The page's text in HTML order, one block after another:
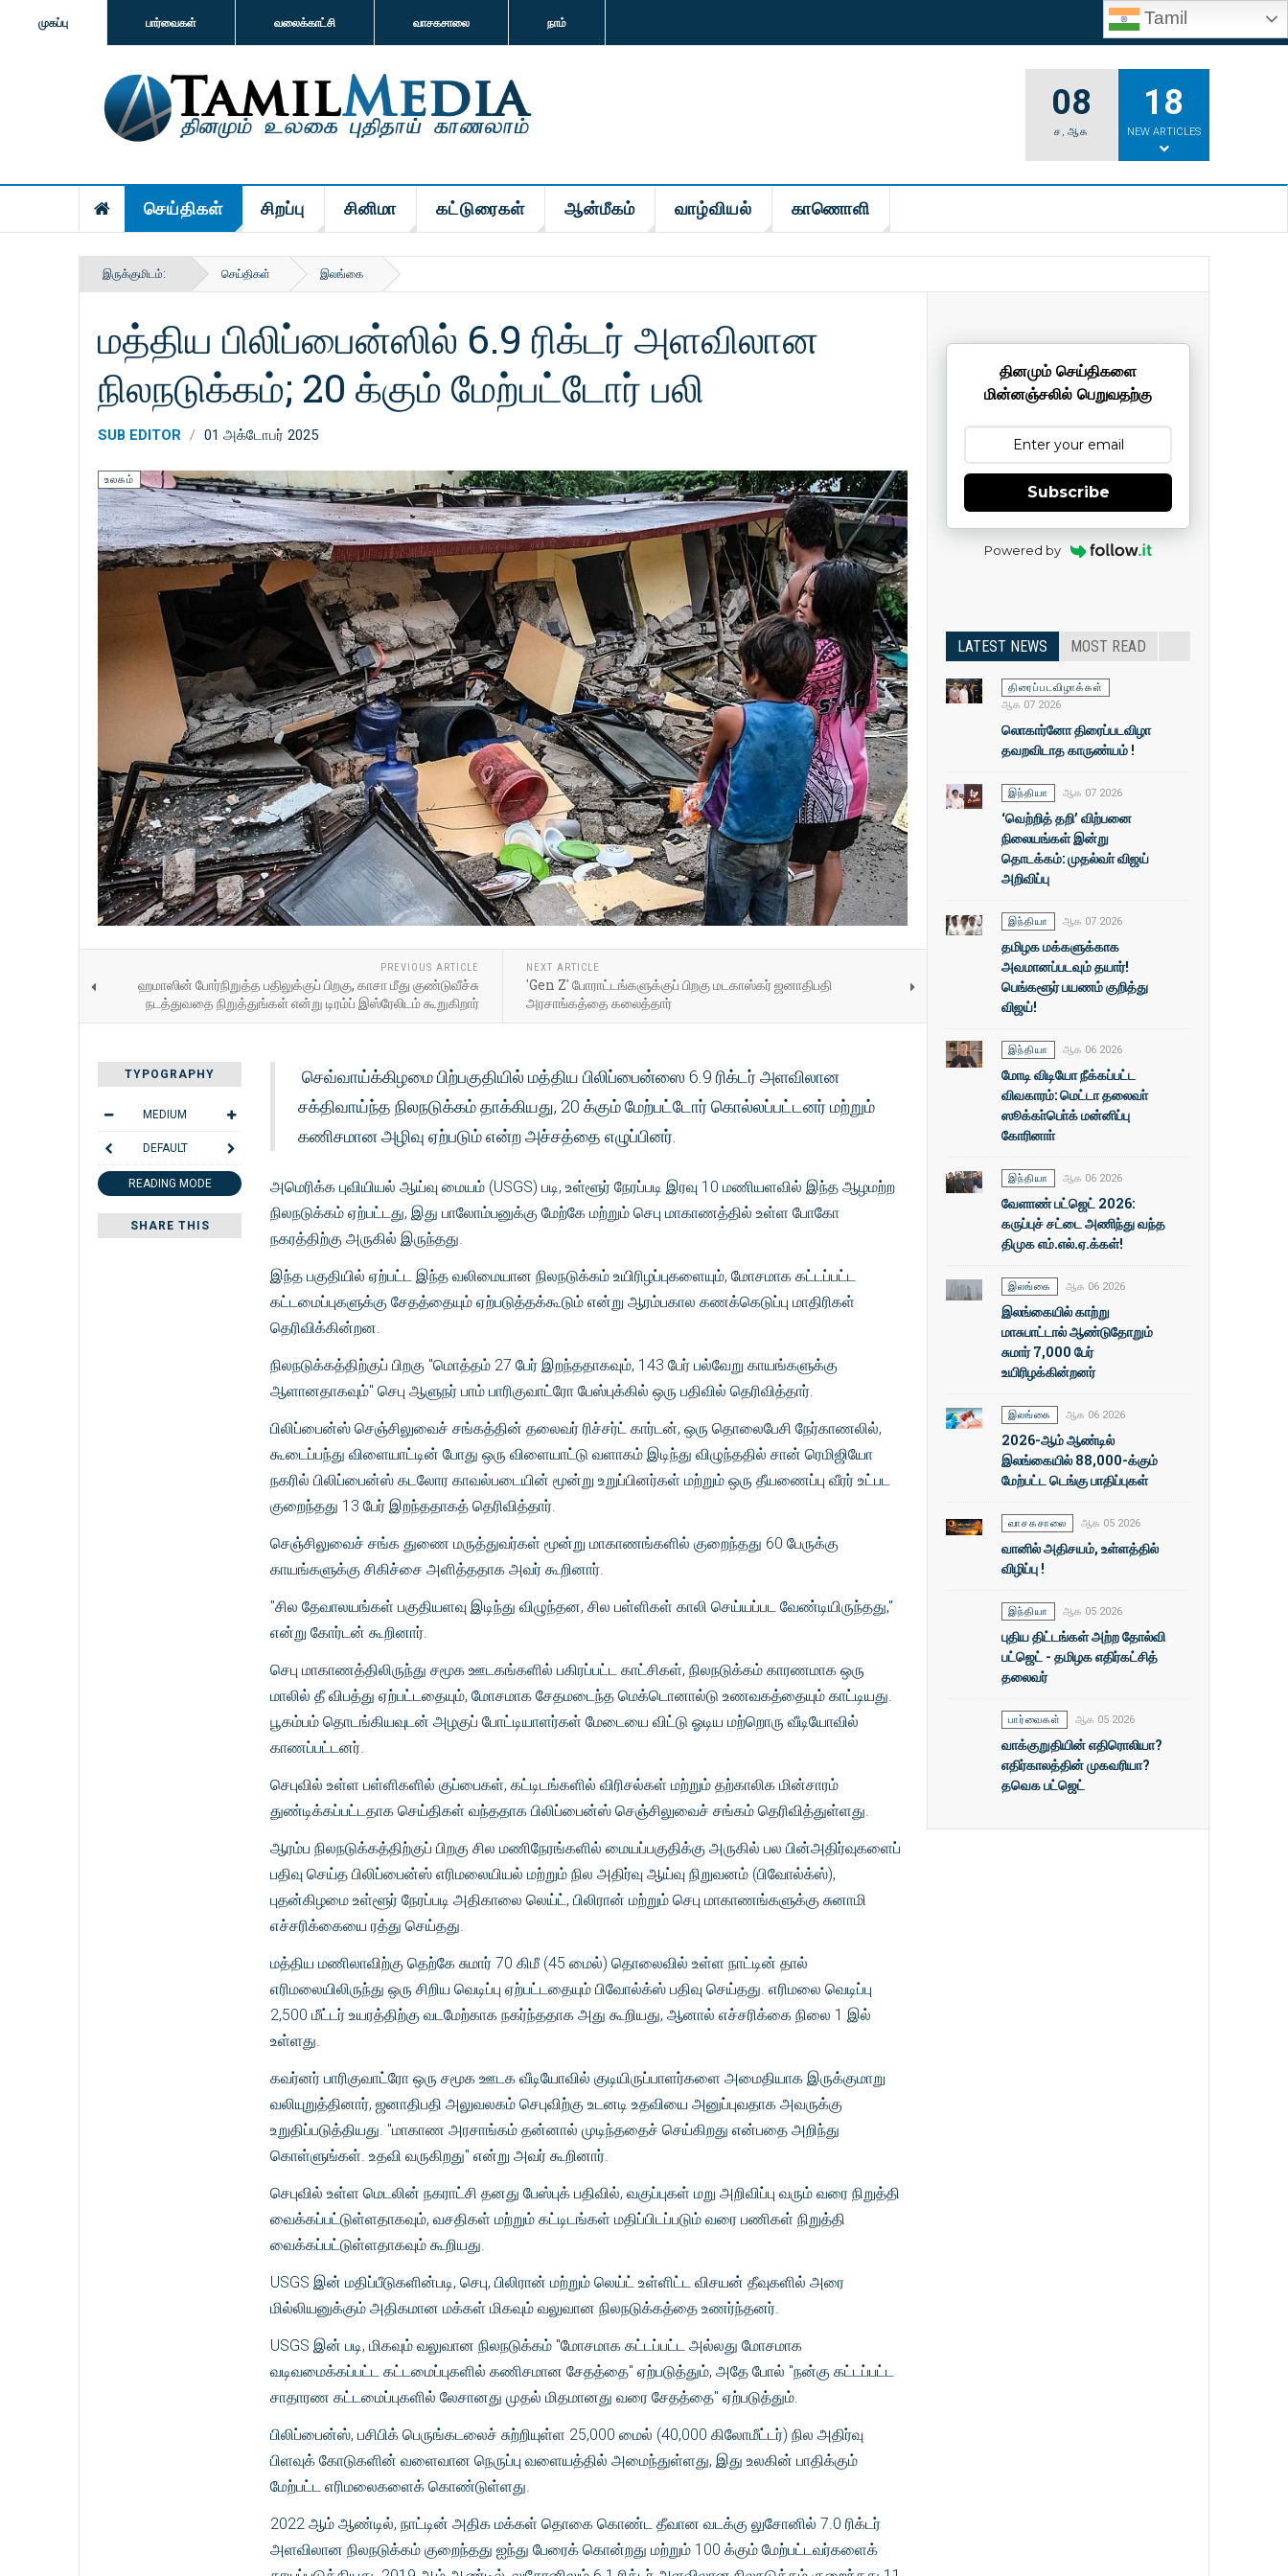
முகப்பு பார்வைகள் வலைக்காட்சி வாசகசாலை நாம் Tamil
08
ச , ஆக
18
NEW ARTICLES
செய்திகள் சிறப்பு சினிமா கட்டுரைகள் ஆன்மீகம் வாழ்வியல் காணொளி
இருக்குமிடம்: செய்திகள் இலங்கை
மத்திய பிலிப்பைன்ஸில் 6.9 ரிக்டர் அளவிலான
நிலநடுக்கம்; 20 க்கும் மேற்பட்டோர் பலி
SUB EDITOR 01 அக்டோபர் 2025
உலகம்
PREVIOUS ARTICLE
ஹமாஸின் போர்நிறுத்த பதிலுக்குப் பிறகு, காசா மீது குண்டுவீச்சு
நடத்துவதை நிறுத்துங்கள் என்று டிரம்ப் இஸ்ரேலிடம் கூறுகிறார்
NEXT ARTICLE
'Gen Z' போராட்டங்களுக்குப் பிறகு மடகாஸ்கர் ஜனாதிபதி
அரசாங்கத்தை கலைத்தார்
TYPOGRAPHY
MEDIUM
DEFAULT
READING MODE
SHARE THIS
செவ்வாய்க்கிழமை பிற்பகுதியில் மத்திய பிலிப்பைன்ஸை 6.9 ரிக்டர் அளவிலான
சக்திவாய்ந்த நிலநடுக்கம் தாக்கியது, 20 க்கும் மேற்பட்டோர் கொல்லப்பட்டனர் மற்றும்
கணிசமான அழிவு ஏற்படும் என்ற அச்சத்தை எழுப்பினர்.
அமெரிக்க புவியியல் ஆய்வு மையம் (USGS) படி, உள்ளூர் நேரப்படி இரவு 10 மணியளவில் இந்த ஆழமற்ற
நிலநடுக்கம் ஏற்பட்டது, இது பாலோம்பனுக்கு மேற்கே மற்றும் செபு மாகாணத்தில் உள்ள போகோ
நகரத்திற்கு அருகில் இருந்தது.
இந்த பகுதியில் ஏற்பட்ட இந்த வலிமையான நிலநடுக்கம் உயிரிழப்புகளையும், மோசமாக கட்டப்பட்ட
கட்டமைப்புகளுக்கு சேதத்தையும் ஏற்படுத்தக்கூடும் என்று ஆரம்பகால கணக்கெடுப்பு மாதிரிகள்
தெரிவிக்கின்றன.
நிலநடுக்கத்திற்குப் பிறகு "மொத்தம் 27 பேர் இறந்ததாகவும், 143 பேர் பல்வேறு காயங்களுக்கு
ஆளானதாகவும்" செபு ஆளுநர் பாம் பாரிகுவாட்ரோ பேஸ்புக்கில் ஒரு பதிவில் தெரிவித்தார்.
பிலிப்பைன்ஸ் செஞ்சிலுவைச் சங்கத்தின் தலைவர் ரிச்சர்ட் கார்டன், ஒரு தொலைபேசி நேர்காணலில்,
கூடைப்பந்து விளையாட்டின் போது ஒரு விளையாட்டு வளாகம் இடிந்து விழுந்ததில் சான் ரெமிஜியோ
நகரில் பிலிப்பைன்ஸ் கடலோர காவல்படையின் மூன்று உறுப்பினர்கள் மற்றும் ஒரு தீயணைப்பு வீரர் உட்பட
குறைந்தது 13 பேர் இறந்ததாகத் தெரிவித்தார்.
செஞ்சிலுவைச் சங்க துணை மருத்துவர்கள் மூன்று மாகாணங்களில் குறைந்தது 60 பேருக்கு
காயங்களுக்கு சிகிச்சை அளித்ததாக அவர் கூறினார்.
"சில தேவாலயங்கள் பகுதியளவு இடிந்து விழுந்தன, சில பள்ளிகள் காலி செய்யப்பட வேண்டியிருந்தது,"
என்று கோர்டன் கூறினார்.
செபு மாகாணத்திலிருந்து சமூக ஊடகங்களில் பகிரப்பட்ட காட்சிகள், நிலநடுக்கம் காரணமாக ஒரு
மாலில் தீ விபத்து ஏற்பட்டதையும், மோசமாக சேதமடைந்த மெக்டொனால்டு உணவகத்தையும் காட்டியது.
பூகம்பம் தொடங்கியவுடன் அழகுப் போட்டியாளர்கள் மேடையை விட்டு ஓடிய மற்றொரு வீடியோவில்
காணப்பட்டனர்.
செபுவில் உள்ள பள்ளிகளில் குப்பைகள், கட்டிடங்களில் விரிசல்கள் மற்றும் தற்காலிக மின்சாரம்
துண்டிக்கப்பட்டதாக செய்திகள் வந்ததாக பிலிப்பைன்ஸ் செஞ்சிலுவைச் சங்கம் தெரிவித்துள்ளது.
ஆரம்ப நிலநடுக்கத்திற்குப் பிறகு சில மணிநேரங்களில் மையப்பகுதிக்கு அருகில் பல பின்அதிர்வுகளைப்
பதிவு செய்த பிலிப்பைன்ஸ் எரிமலையியல் மற்றும் நில அதிர்வு ஆய்வு நிறுவனம் (பிவோல்க்ஸ்),
புதன்கிழமை உள்ளூர் நேரப்படி அதிகாலை லெய்ட், பிலிரான் மற்றும் செபு மாகாணங்களுக்கு சுனாமி
எச்சரிக்கையை ரத்து செய்தது.
மத்திய மணிலாவிற்கு தெற்கே சுமார் 70 கிமீ (45 மைல்) தொலைவில் உள்ள நாட்டின் தால்
எரிமலையிலிருந்து ஒரு சிறிய வெடிப்பு ஏற்பட்டதையும் பிவோல்க்ஸ் பதிவு செய்தது. எரிமலை வெடிப்பு
2,500 மீட்டர் உயரத்திற்கு வடமேற்காக நகர்ந்ததாக அது கூறியது, ஆனால் எச்சரிக்கை நிலை 1 இல்
உள்ளது.
கவர்னர் பாரிகுவாட்ரோ ஒரு சமூக ஊடக வீடியோவில் குடியிருப்பாளர்களை அமைதியாக இருக்குமாறு
வலியுறுத்தினார், ஜனாதிபதி அலுவலகம் செபுவிற்கு உடனடி உதவியை அனுப்புவதாக அவருக்கு
உறுதிப்படுத்தியது. "மாகாண அரசாங்கம் தன்னால் முடிந்ததைச் செய்கிறது என்பதை அறிந்து
கொள்ளுங்கள். உதவி வருகிறது" என்று அவர் கூறினார்.
செபுவில் உள்ள மெடலின் நகராட்சி தனது பேஸ்புக் பதிவில், வகுப்புகள் மறு அறிவிப்பு வரும் வரை நிறுத்தி
வைக்கப்பட்டுள்ளதாகவும், வசதிகள் மற்றும் கட்டிடங்கள் மதிப்பிடப்படும் வரை பணிகள் நிறுத்தி
வைக்கப்பட்டுள்ளதாகவும் கூறியது.
USGS இன் மதிப்பீடுகளின்படி, செபு, பிலிரான் மற்றும் லெய்ட் உள்ளிட்ட விசயன் தீவுகளில் அரை
மில்லியனுக்கும் அதிகமான மக்கள் மிகவும் வலுவான நிலநடுக்கத்தை உணர்ந்தனர்.
USGS இன் படி, மிகவும் வலுவான நிலநடுக்கம் "மோசமாக கட்டப்பட்ட அல்லது மோசமாக
வடிவமைக்கப்பட்ட கட்டமைப்புகளில் கணிசமான சேதத்தை" ஏற்படுத்தும், அதே போல் "நன்கு கட்டப்பட்ட
சாதாரண கட்டமைப்புகளில் லேசானது முதல் மிதமானது வரை சேதத்தை" ஏற்படுத்தும்.
பிலிப்பைன்ஸ், பசிபிக் பெருங்கடலைச் சுற்றியுள்ள 25,000 மைல் (40,000 கிலோமீட்டர்) நில அதிர்வு
பிளவுக் கோடுகளின் வளைவான நெருப்பு வளையத்தில் அமைந்துள்ளது, இது உலகின் பாதிக்கும்
மேற்பட்ட எரிமலைகளைக் கொண்டுள்ளது.
2022 ஆம் ஆண்டில், நாட்டின் அதிக மக்கள் தொகை கொண்ட தீவான வடக்கு லுசோனில் 7.0 ரிக்டர்
அளவிலான நிலநடுக்கம் குறைந்தது ஐந்து பேரைக் கொன்றது மற்றும் 100 க்கும் மேற்பட்டவர்களைக்
தினமும் செய்திகளை
மின்னஞ்சலில் பெறுவதற்கு
Subscribe
Powered by
LATEST NEWS MOST READ
திரைப்படவிழாக்கள்
ஆக 07 2026
லொகார்னோ திரைப்படவிழா
தவறவிடாத காருண்யம் !
இந்தியா ஆக 07 2026
‘வெற்றித் தறி’ விற்பனை
நிலையங்கள் இன்று
தொடக்கம்: முதல்வா் விஜய்
அறிவிப்பு
இந்தியா ஆக 07 2026
தமிழக மக்களுக்காக
அவமானப்படவும் தயார்!
பெங்களூர் பயணம் குறித்து
விஜய்!
இந்தியா ஆக 06 2026
மோடி விடியோ நீக்கப்பட்ட
விவகாரம்: மெட்டா தலைவா்
ஸூக்கா்பொ்க் மன்னிப்பு
கோரினாா்
இந்தியா ஆக 06 2026
வேளாண் பட்ஜெட் 2026:
கருப்புச் சட்டை அணிந்து வந்த
திமுக எம்.எல்.ஏ.க்கள்!
இலங்கை ஆக 06 2026
இலங்கையில் காற்று
மாசுபாட்டால் ஆண்டுதோறும்
சுமார் 7,000 பேர்
உயிரிழக்கின்றனர்
இலங்கை ஆக 06 2026
2026-ஆம் ஆண்டில்
இலங்கையில் 88,000-க்கும்
மேற்பட்ட டெங்கு பாதிப்புகள்
வாசகசாலை ஆக 05 2026
வானில் அதிசயம், உள்ளத்தில்
விழிப்பு !
இந்தியா ஆக 05 2026
புதிய திட்டங்கள் அற்ற தோல்வி
பட்ஜெட் - தமிழக எதிர்கட்சித்
தலைவர்
பார்வைகள் ஆக 05 2026
வாக்குறுதியின் எதிரொலியா?
எதிர்காலத்தின் முகவரியா?
தவெக பட்ஜெட்